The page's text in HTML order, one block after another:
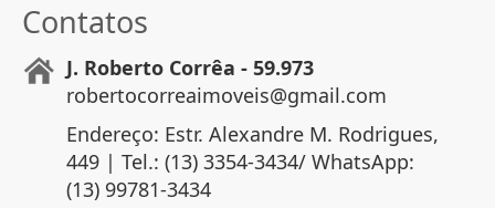
Contatos
J. Roberto Corrêa - 59.973
robertocorreaimoveis@gmail.com
Endereço: Estr. Alexandre M. Rodrigues,
449 | Tel.: (13) 3354-3434/ WhatsApp:
(13) 99781-3434